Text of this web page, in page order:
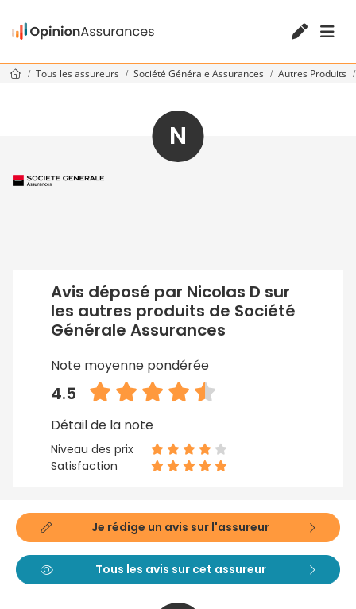
Tous les assureurs Société Générale Assurances Autres Produits
N
Avis déposé par Nicolas D sur
les autres produits de Société
Générale Assurances
Note moyenne pondérée
4.5
Détail de la note
Niveau des prix
Satisfaction
Je rédige un avis sur l'assureur
Tous les avis sur cet assureur